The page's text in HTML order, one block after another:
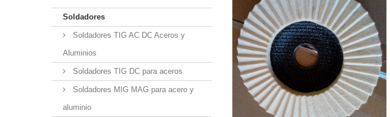
Soldadores
Soldadores TIG AC DC Aceros y
Aluminios
Soldadores TIG DC para aceros
Soldadores MIG MAG para acero y
aluminio